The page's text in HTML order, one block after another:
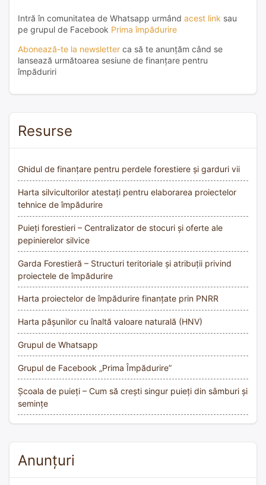
Intră în comunitatea de Whatsapp urmând acest link sau
pe grupul de Facebook Prima împădurire
Abonează-te la newsletter ca să te anunțăm când se
lansează următoarea sesiune de finanțare pentru
împăduriri
Resurse
Ghidul de finanțare pentru perdele forestiere și garduri vii
Harta silvicultorilor atestați pentru elaborarea proiectelor
tehnice de împădurire
Puieți forestieri – Centralizator de stocuri și oferte ale
pepinierelor silvice
Garda Forestieră – Structuri teritoriale și atribuții privind
proiectele de împădurire
Harta proiectelor de împădurire finanțate prin PNRR
Harta pășunilor cu înaltă valoare naturală (HNV)
Grupul de Whatsapp
Grupul de Facebook „Prima Împădurire”
Școala de puieți – Cum să crești singur puieți din sâmburi și
semințe
Anunțuri